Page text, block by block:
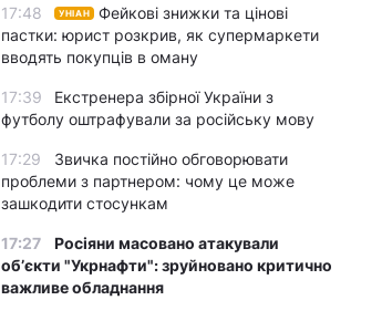
17:48 УНІАН
Фейкові знижки та цінові
пастки: юрист розкрив, як супермаркети
вводять покупців в оману
17:39
Екстренера збірної України з
футболу оштрафували за російську мову
17:29
Звичка постійно обговорювати
проблеми з партнером: чому це може
зашкодити стосункам
17:27
Росіяни масовано атакували
обʼєкти "Укрнафти": зруйновано критично
важливе обладнання